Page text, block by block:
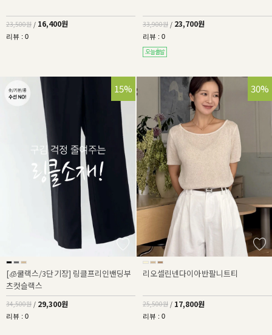
23,500원 / 16,400원
리뷰 : 0
33,900원 / 23,700원
리뷰 : 0
15%
[🧊쿨랙스/3단기장] 링클프리인밴딩부
츠컷슬랙스
34,500원 / 29,300원
리뷰 : 0
30%
리오셀린넨다이아반팔니트티
25,500원 / 17,800원
리뷰 : 0